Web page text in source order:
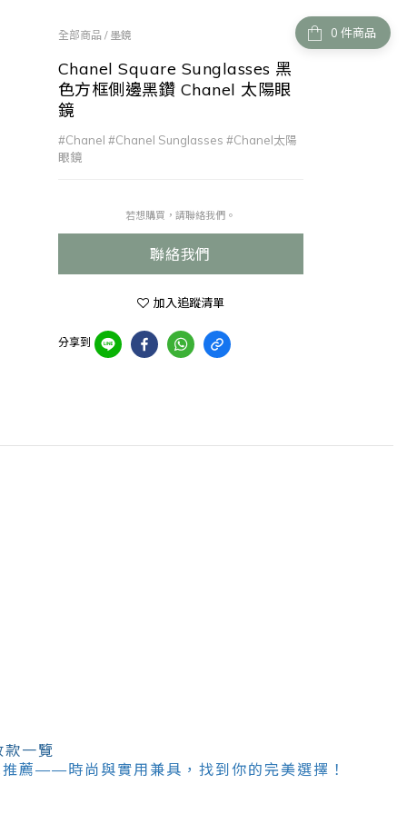
件商品
全部商品 / 墨鏡
Chanel Square Sunglasses 黑
色方框側邊黑鑽 Chanel 太陽眼
鏡
#Chanel #Chanel Sunglasses #Chanel太陽
眼鏡
若想購買，請聯絡我們。
聯絡我們
加入追蹤清單
分享到
一覽
薦——時尚與實用兼具，找到你的完美選擇！